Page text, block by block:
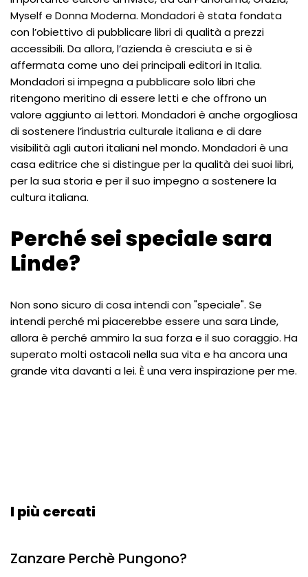
Myself e Donna Moderna. Mondadori è stata fondata
con l’obiettivo di pubblicare libri di qualità a prezzi
accessibili. Da allora, l’azienda è cresciuta e si è
affermata come uno dei principali editori in Italia.
Mondadori si impegna a pubblicare solo libri che
ritengono meritino di essere letti e che offrono un
valore aggiunto ai lettori. Mondadori è anche orgogliosa
di sostenere l’industria culturale italiana e di dare
visibilità agli autori italiani nel mondo. Mondadori è una
casa editrice che si distingue per la qualità dei suoi libri,
per la sua storia e per il suo impegno a sostenere la
cultura italiana.
Perché sei speciale sara
Linde?
Non sono sicuro di cosa intendi con "speciale". Se
intendi perché mi piacerebbe essere una sara Linde,
allora è perché ammiro la sua forza e il suo coraggio. Ha
superato molti ostacoli nella sua vita e ha ancora una
grande vita davanti a lei. È una vera inspirazione per me.
I più cercati
Zanzare Perchè Pungono?